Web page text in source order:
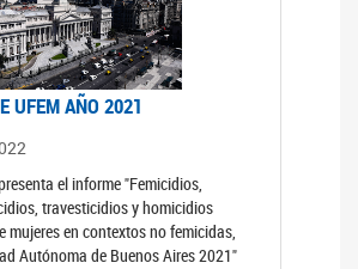
UFEM AÑO 2021
el informe "Femicidios,
travesticidios y homicidios
mujeres en contextos no femicidas,
Autónoma de Buenos Aires 2021"